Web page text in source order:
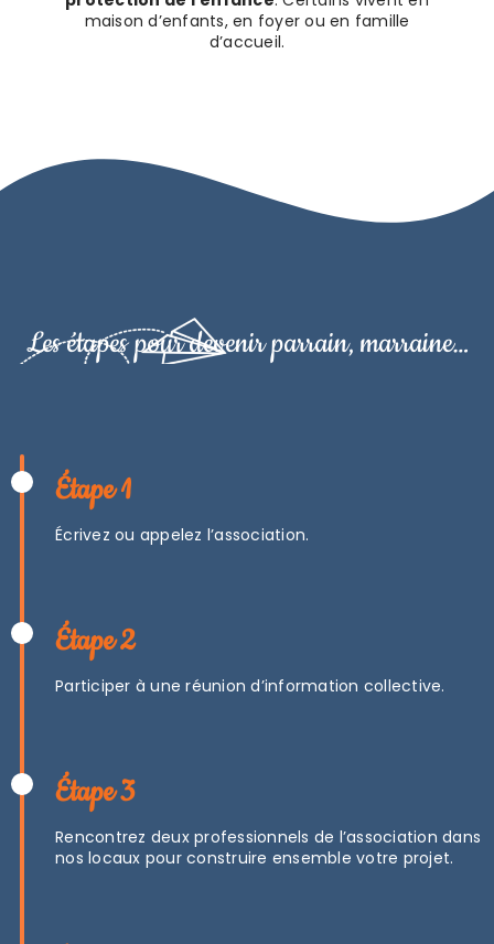
maison d’enfants, en foyer ou en famille
d’accueil.
Les étapes pour devenir parrain, marraine…
Étape 1
Écrivez ou appelez l’association.
Étape 2
Participer à une réunion d’information collective.
Étape 3
Rencontrez deux professionnels de l’association dans
nos locaux pour construire ensemble votre projet.